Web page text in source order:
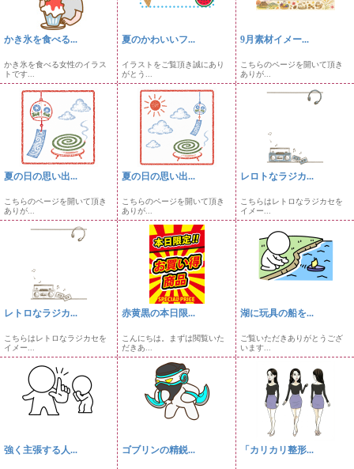
かき氷を食べる...
かき氷を食べる女性のイラス
トです...
夏のかわいいフ...
イラストをご覧頂き誠にあり
がとう...
9月素材イメー...
こちらのページを開いて頂き
ありが...
夏の日の思い出...
こちらのページを開いて頂き
ありが...
夏の日の思い出...
こちらのページを開いて頂き
ありが...
レロトなラジカ...
こちらはレトロなラジカセを
イメー...
レトロなラジカ...
こちらはレトロなラジカセを
イメー...
赤黄黒の本日限...
こんにちは。まずは閲覧いた
だきあ...
湖に玩具の船を...
ご覧いただきありがとうござ
います...
強く主張する人... ゴブリンの精鋭... 「カリカリ整形...